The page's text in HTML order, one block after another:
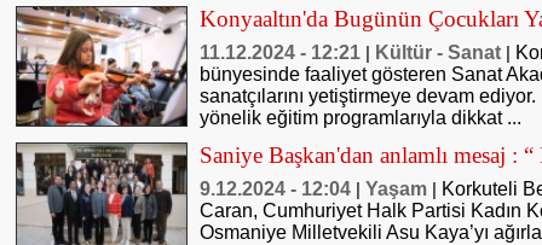
Konyaaltın'da Bugünün Çocukları
11.12.2024 - 12:21 Kültür - Sanat
bünyesinde faaliyet gösteren Sanat
sanatçılarını yetiştirmeye devam
yönelik eğitim programlarıyla dikkat ...
Saniye Başkan'dan anlamlı mesaj :
9.12.2024 - 12:04 Yaşam
Korkuteli
Caran, Cumhuriyet Halk Partisi Kadın
Osmaniye Milletvekili Asu Kaya’yı